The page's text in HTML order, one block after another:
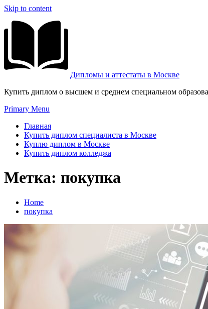
Skip to content
Дипломы и аттестаты в Москве
Купить диплом о высшем и среднем специальном
Primary Menu
Главная
Купить диплом специалиста в Москве
Куплю диплом в Москве
Купить диплом колледжа
Метка: покупка
Home
покупка